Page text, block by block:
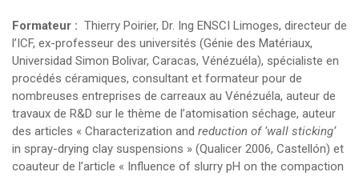
Formateur : Thierry Poirier, Dr. Ing ENSCI Limoges, directeur de
l’ICF, ex-professeur des universités (Génie des Matériaux,
Universidad Simon Bolivar, Caracas, Vénézuéla), spécialiste en
procédés céramiques, consultant et formateur pour de
nombreuses entreprises de carreaux au Vénézuéla, auteur de
travaux de R&D sur le thème de l’atomisation séchage, auteur
des articles « Characterization and reduction of ‘wall sticking‘
in spray-drying clay suspensions » (Qualicer 2006, Castellón) et
coauteur de l’article « Influence of slurry pH on the compaction